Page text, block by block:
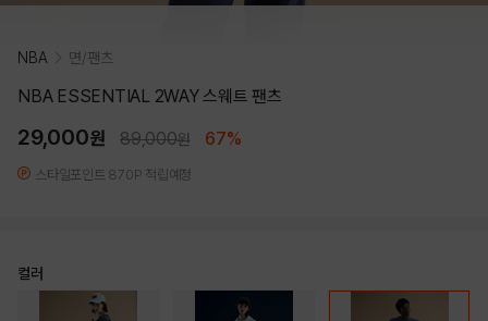
NBA 면/팬츠
NBA ESSENTIAL 2WAY 스웨트 팬츠
29,000원 89,000원 67%
스타일포인트 870P 적립예정
컬러